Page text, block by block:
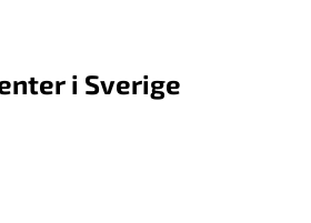
i Sverige